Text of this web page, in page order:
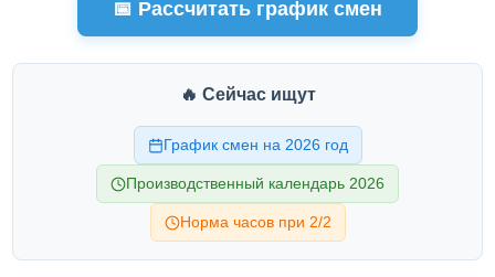
📅 Рассчитать график смен
🔥 Сейчас ищут
График смен на 2026 год
Производственный календарь 2026
Норма часов при 2/2